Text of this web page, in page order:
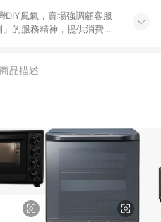
DIY風氣，賣場強調顧客服
的服務精神，提供消費者
另外，在各家分店內規劃
望每一位來店顧客，能輕
力屋」購物都能得到新的啟
持續提供消費者居家修繕
首要目標，成為消費者打
商品描述